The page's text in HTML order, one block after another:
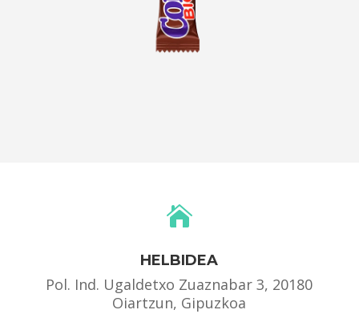

HELBIDEA
Pol. Ind. Ugaldetxo Zuaznabar 3, 20180
Oiartzun, Gipuzkoa